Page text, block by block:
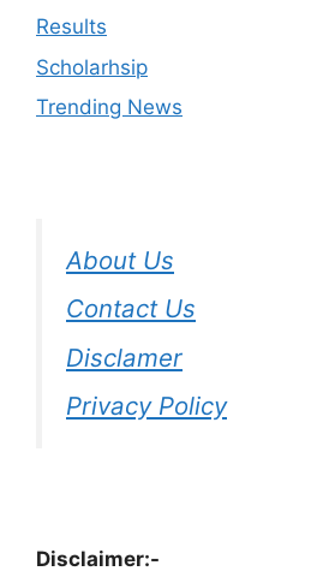
Results
Scholarhsip
Trending News
About Us
Contact Us
Disclamer
Privacy Policy
Disclaimer:-